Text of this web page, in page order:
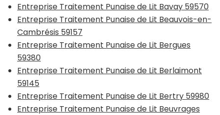
Entreprise Traitement Punaise de Lit Bavay 59570
Entreprise Traitement Punaise de Lit Beauvois-en-
Cambrésis 59157
Entreprise Traitement Punaise de Lit Bergues
59380
Entreprise Traitement Punaise de Lit Berlaimont
59145
Entreprise Traitement Punaise de Lit Bertry 59980
Entreprise Traitement Punaise de Lit Beuvrages